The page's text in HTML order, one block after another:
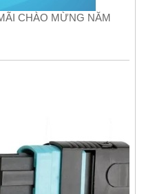
CHÀO MỪNG NĂM